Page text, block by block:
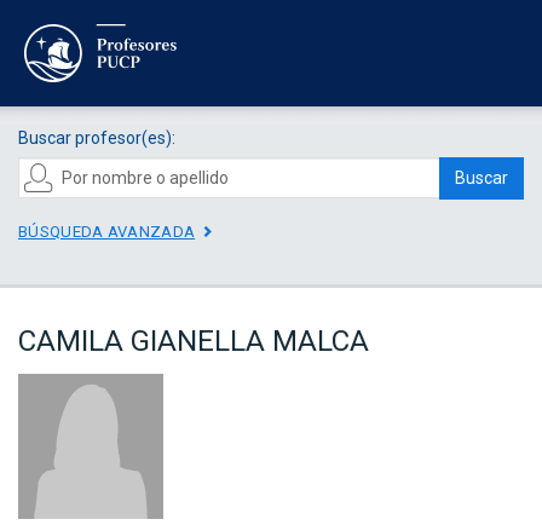
Buscar profesor(es):
Buscar
BÚSQUEDA AVANZADA
CAMILA GIANELLA MALCA